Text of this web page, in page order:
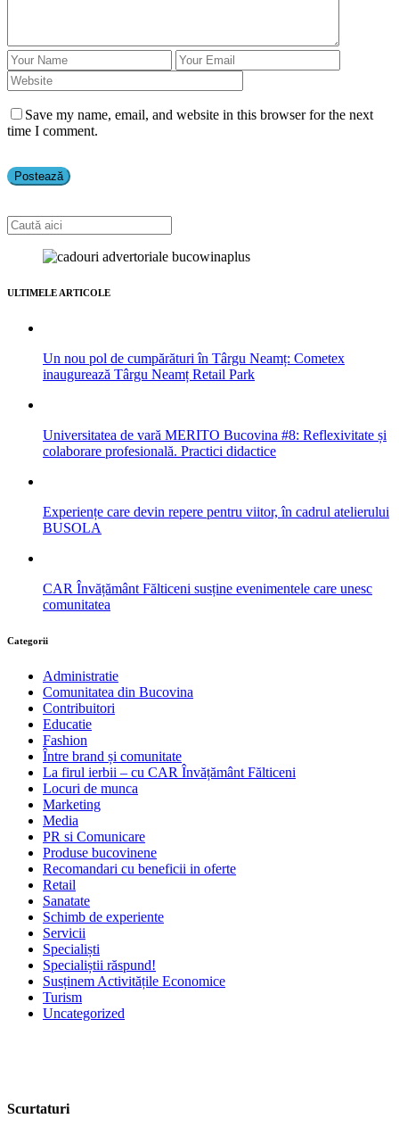
Save my name, email, and website in this browser for the next
time I comment.
ULTIMELE ARTICOLE
Un nou pol de cumpărături în Târgu Neamț: Cometex
inaugurează Târgu Neamț Retail Park
Universitatea de vară MERITO Bucovina #8: Reflexivitate și
colaborare profesională. Practici didactice
Experiențe care devin repere pentru viitor, în cadrul atelierului
BUSOLA
CAR Învățământ Fălticeni susține evenimentele care unesc
comunitatea
Categorii
Administratie
Comunitatea din Bucovina
Contribuitori
Educatie
Fashion
Între brand și comunitate
La firul ierbii – cu CAR Învățământ Fălticeni
Locuri de munca
Marketing
Media
PR si Comunicare
Produse bucovinene
Recomandari cu beneficii in oferte
Retail
Sanatate
Schimb de experiente
Servicii
Specialiști
Specialiștii răspund!
Susținem Activitățile Economice
Turism
Uncategorized
Scurtaturi